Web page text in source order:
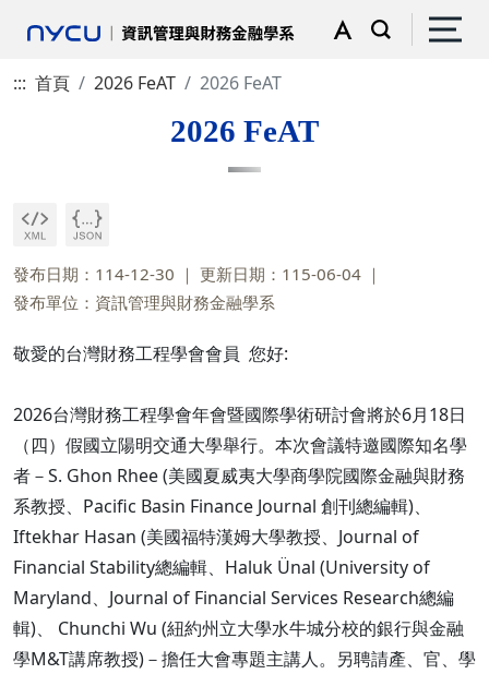
::: 首頁 2026 FeAT 2026 FeAT
2026 FeAT
發布日期：114-12-30
更新日期：115-06-04
發布單位：資訊管理與財務金融學系
敬愛的台灣財務工程學會會員 您好:
2026台灣財務工程學會年會暨國際學術研討會將於6月18日
（四）假國立陽明交通大學舉行。本次會議特邀國際知名學
者－S. Ghon Rhee (美國夏威夷大學商學院國際金融與財務
系教授、Pacific Basin Finance Journal 創刊總編輯)、
Iftekhar Hasan (美國福特漢姆大學教授、Journal of
Financial Stability總編輯、Haluk Ünal (University of
Maryland、Journal of Financial Services Research總編
輯)、 Chunchi Wu (紐約州立大學水牛城分校的銀行與金融
學M&T講席教授)－擔任大會專題主講人。另聘請產、官、學